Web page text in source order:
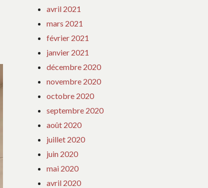
avril 2021
mars 2021
février 2021
janvier 2021
décembre 2020
novembre 2020
octobre 2020
septembre 2020
août 2020
juillet 2020
juin 2020
mai 2020
avril 2020